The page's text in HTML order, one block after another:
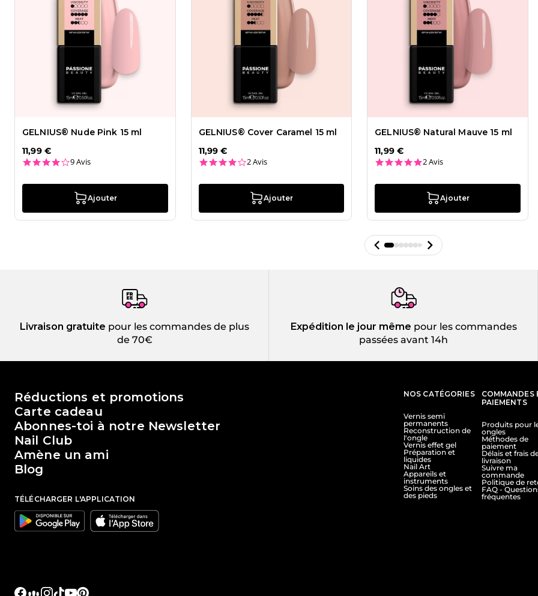
GELNIUS® Nude Pink 15 ml
11,99 €
4.2 star rating
9 Avis
Ajouter
GELNIUS® Cover Caramel 15 ml
11,99 €
4.0 star rating
2 Avis
Ajouter
GELNIUS® Natural Mauve 15 ml
11,99 €
5.0 star rating
2 Avis
Ajouter
Livraison gratuite pour les commandes de plus
de 70€
Expédition le jour même pour les commandes
passées avant 14h
Le monde de Passione Beauty
Réductions et promotions
Carte cadeau
Abonnes-toi à notre Newsletter
Nail Club
Amène un ami
Blog
TÉLÉCHARGER L'APPLICATION
Google Apple
Facebook
Facebook Groups
Instagram
TikTokYouTube
Pinterest
NOS CATÉGORIES
Vernis semi
permanents
Reconstruction de
l'ongle
Vernis effet gel
Préparation et
liquides
Nail Art
Appareils et
instruments
Soins des ongles et
des pieds
COMMANDES
PAIEMENTS
Produits pour
ongles
Méthodes de
paiement
Délais et frais
livraison
Suivre ma
commande
Politique de
FAQ -
fréquentes